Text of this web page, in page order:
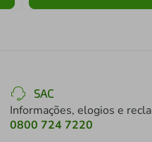
SAC
Informações, elogios e
0800 724 7220